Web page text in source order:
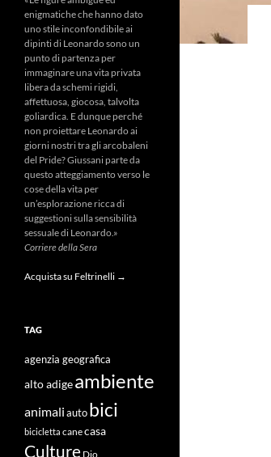
enigmatiche che hanno dato
uno stile inconfondibile ai
dipinti di Leonardo sono un
punto di partenza per
immaginare una vita privata
libera da schemi rigidi,
affettuosa, giocosa, talvolta
goliardica. E dunque perché
non proiettare Leonardo ai
giorni nostri tra gli arcobaleni
del Pride? Giussani parte da
questo atteggiamento verso le
cose della vita per
un’esplorazione ricca di
suggestioni sulla sensibilità
sessuale di Leonardo.»
Corriere della Sera
Acquista su Feltrinelli →
TAG
agenzia geografica
alto adigeambiente
animali auto bici
bicicletta canecasa
Culture Dio